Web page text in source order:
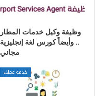
وظيفة وكيل خدمات المطار
.. وأيضاً كورس لغة إنجليزية
مجاني
خدمة عملاء